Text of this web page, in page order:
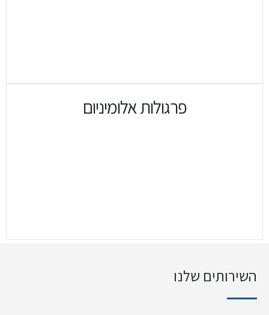
פרגולות אלומיניום
השירותים שלנו